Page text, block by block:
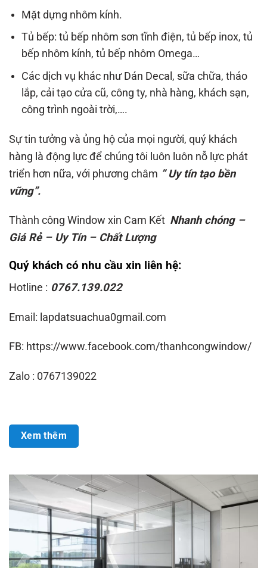
Sự tin tưởng và ủng hộ của mọi người, quý khách
hàng là động lực để chúng tôi luôn luôn nỗ lực phát
triển hơn nữa, với phương châm ” Uy tín tạo bền
vững”.
Thành công Window xin Cam Kết
Nhanh chóng –
Giá Rẻ – Uy Tín – Chất Lượng
Quý khách có nhu cầu xin liên hệ:
Hotline : 0767.139.022
Email: lapdatsuachua0gmail.com
FB: https://www.facebook.com/thanhcongwindow/
Xem thêm